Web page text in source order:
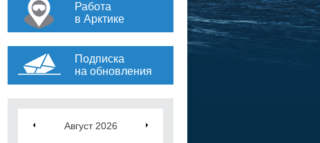
Работа
в Арктике
Подписка
на обновления
Август 2026